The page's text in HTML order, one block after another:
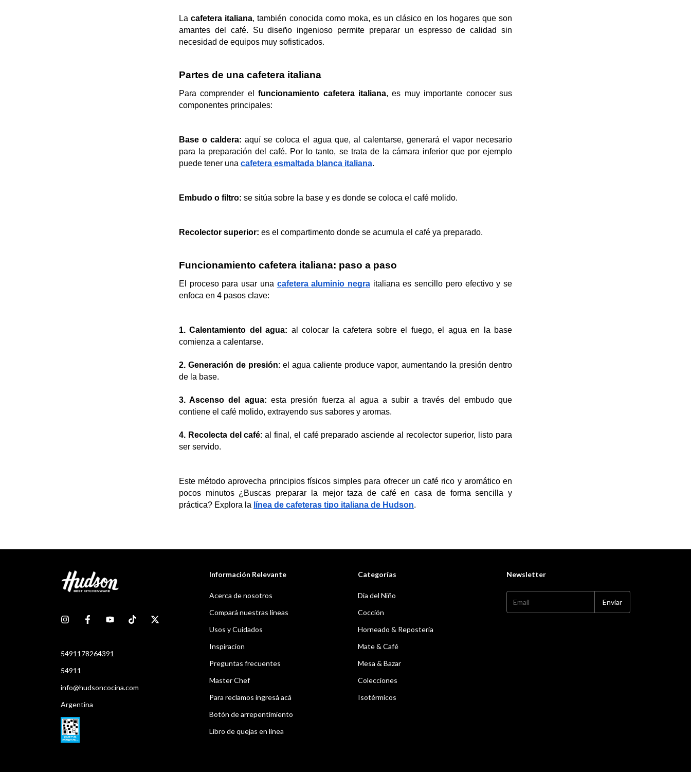
La cafetera italiana, también conocida como moka, es un clásico en los hogares que son
amantes del café. Su diseño ingenioso permite preparar un espresso de calidad sin
necesidad de equipos muy sofisticados.
Partes de una cafetera italiana
Para comprender el funcionamiento cafetera italiana, es muy importante conocer sus
componentes principales:
Base o caldera: aquí se coloca el agua que, al calentarse, generará el vapor necesario
para la preparación del café. Por lo tanto, se trata de la cámara inferior que por ejemplo
puede tener una cafetera esmaltada blanca italiana.
Embudo o filtro: se sitúa sobre la base y es donde se coloca el café molido.
Recolector superior: es el compartimento donde se acumula el café ya preparado.
Funcionamiento cafetera italiana: paso a paso
El proceso para usar una cafetera aluminio negra italiana es sencillo pero efectivo y se
enfoca en 4 pasos clave:
1. Calentamiento del agua: al colocar la cafetera sobre el fuego, el agua en la base
comienza a calentarse.
2. Generación de presión: el agua caliente produce vapor, aumentando la presión dentro
de la base.
3. Ascenso del agua: esta presión fuerza al agua a subir a través del embudo que
contiene el café molido, extrayendo sus sabores y aromas.
4. Recolecta del café: al final, el café preparado asciende al recolector superior, listo para
ser servido.
Este método aprovecha principios físicos simples para ofrecer un café rico y aromático en
pocos minutos ¿Buscas preparar la mejor taza de café en casa de forma sencilla y
práctica? Explora la línea de cafeteras tipo italiana de Hudson.
5491178264391
54911
info@hudsoncocina.com
Argentina
Información Relevante
Acerca de nosotros
Compará nuestras líneas
Usos y Cuidados
Inspiracion
Preguntas frecuentes
Master Chef
Para reclamos ingresá acá
Botón de arrepentimiento
Libro de quejas en línea
Categorías
Dia del Niño
Cocción
Horneado & Repostería
Mate & Café
Mesa & Bazar
Colecciones
Isotérmicos
Newsletter